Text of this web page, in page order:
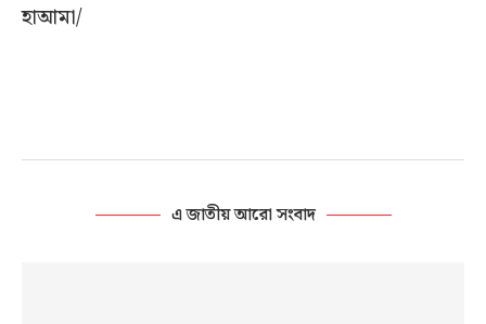
হাআমা/
এ জাতীয় আরো সংবাদ